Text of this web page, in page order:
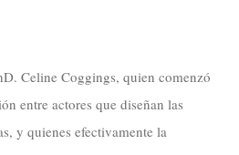
Celine Coggings, quien comenzó
entre actores que diseñan las
y quienes efectivamente la